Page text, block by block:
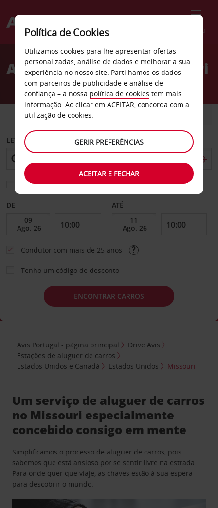
Menu
Welcome
AvisAluguer de carros Missouri
CARRO
LEVANTAR EM
Escolher uma estação de devolução diferente
DE ATÉ
Condutor com mais de 25 anos
Tenho um código de desconto
ENCONTRAR CARROS
Avis Portugal - página principal
Drive Avis
Estações de aluguer de carros
Estados Unidos e Canadá
Estados Unidos Missouri
Um serviço de aluguer de carros
no Missouri especialmente
concebido consigo em mente
Simplificamos o processo de aluguer de carros, pois
sabemos que está ansioso por se sentir livre na estrada.
Para onde quer que viaje, as chaves estão à sua espera
para descobrir o mundo.
Política de Cookies
Utilizamos cookies para lhe apresentar ofertas
personalizadas, análise de dados e melhorar a sua
experiência no nosso site. Partilhamos os dados
com parceiros de publicidade e análise de
confiança – a nossa política de cookies tem mais
informação. Ao clicar em ACEITAR, concorda com a
utilização de cookies.
GERIR PREFERÊNCIAS
ACEITAR E FECHAR